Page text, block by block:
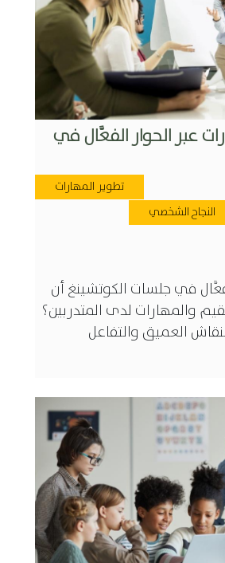
عبر الحوار الفعَّال في
تطوير المهارات
النجاح الشخصي
في جلسات الكوتشينغ أن
والمهارات لدى المتدربين؟
العميق والتفاعل